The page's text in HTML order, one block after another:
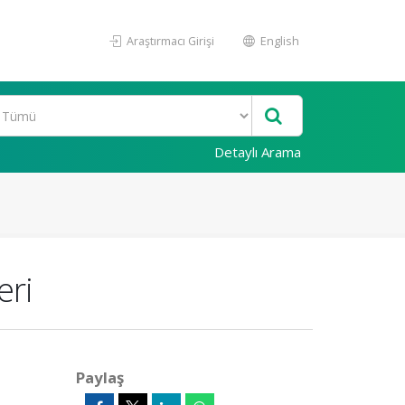
Araştırmacı Girişi English
Detaylı Arama
Paylaş